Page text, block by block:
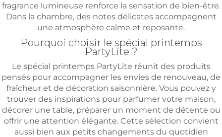
fragrance lumineuse renforce la sensation de bien-être.
Dans la chambre, des notes délicates accompagnent
une atmosphère calme et reposante.
Pourquoi choisir le spécial printemps
PartyLite ?
Le spécial printemps PartyLite réunit des produits
pensés pour accompagner les envies de renouveau, de
fraîcheur et de décoration saisonnière. Vous pouvez y
trouver des inspirations pour parfumer votre maison,
décorer une table, préparer un moment de détente ou
offrir une attention élégante. Cette sélection convient
aussi bien aux petits changements du quotidien